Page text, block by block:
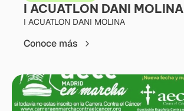
I ACUATLON DANI MOLINA
I ACUATLON DANI MOLINA
Conoce más